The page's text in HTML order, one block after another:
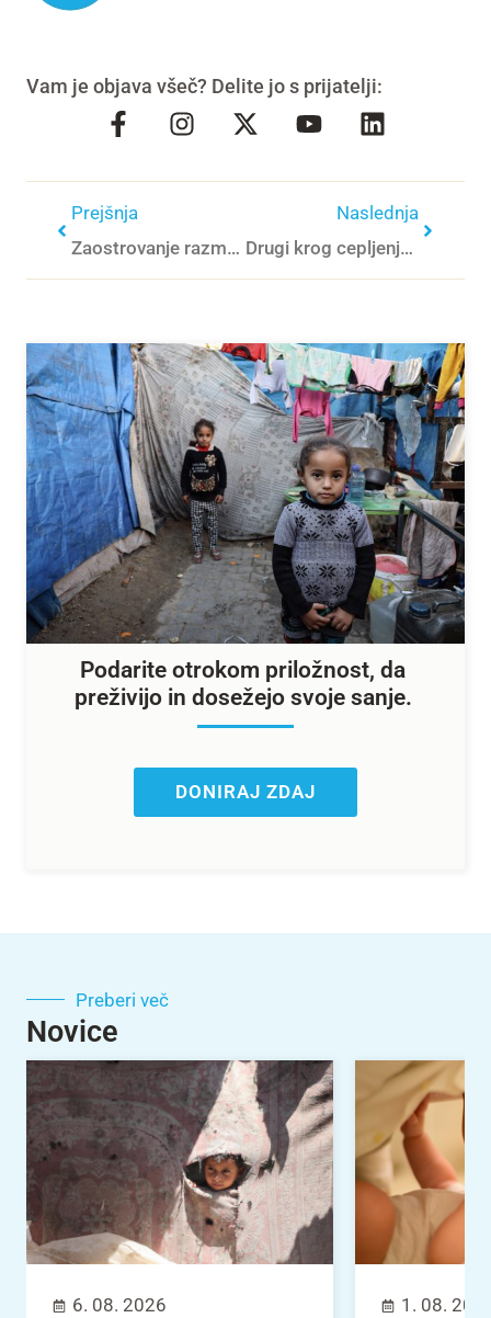
Vam je objava všeč? Delite jo s prijatelji:
Prejšnja
Zaostrovanje razmer v Libanonu bo še poslabšalo razmere za otroke
Naslednja
Drugi krog cepljenja proti otroški paralizi v Gazi
Podarite otrokom priložnost, da
preživijo in dosežejo svoje sanje.
DONIRAJ ZDAJ
Preberi več
Novice
6. 08. 2026 1. 08.